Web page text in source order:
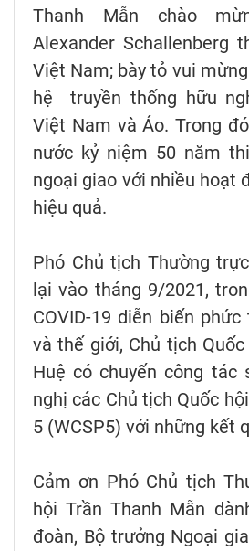
Thanh Mẫn chào
Alexander Schallenberg
Việt Nam; bày tỏ vui
hệ truyền thống hữu
Việt Nam và Áo. Trong
nước kỷ niệm 50 năm
ngoại giao với nhiều hoạt
hiệu quả.
Phó Chủ tịch Thường
lại vào tháng 9/2021,
COVID-19 diễn biến
và thế giới, Chủ tịch
Huệ có chuyến công tác
nghị các Chủ tịch Quốc
5 (WCSP5) với những kết
Cảm ơn Phó Chủ tịch
hội Trần Thanh Mẫn
đoàn, Bộ trưởng Ngoại